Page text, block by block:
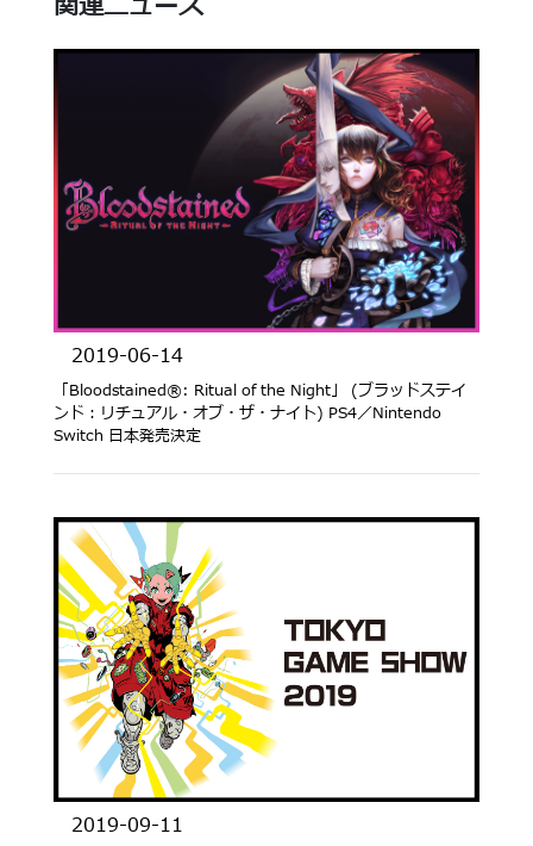
2019-06-14
「Bloodstained®︎: Ritual of the Night」 (ブラッドステイ
ンド：リチュアル・オブ・ザ・ナイト) PS4／Nintendo
Switch 日本発売決定
2019-09-11